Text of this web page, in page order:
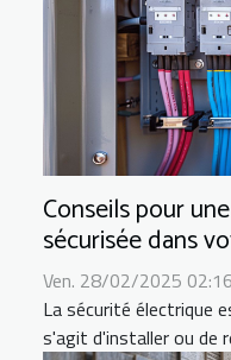
Conseils pour
sécurisée dans
Ven. 28/02/2025 02:16
La sécurité électrique
s'agit d'installer ou de